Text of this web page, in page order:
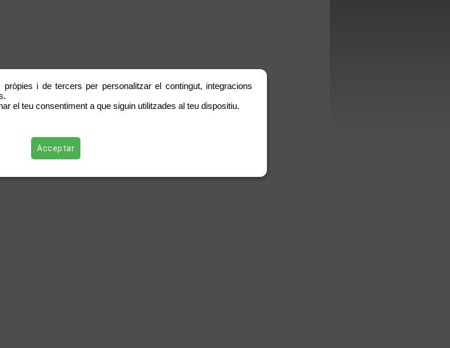
i de tercers per personalitzar el contingut, integracions
el teu consentiment a que siguin utilitzades al teu dispositiu.
Acceptar